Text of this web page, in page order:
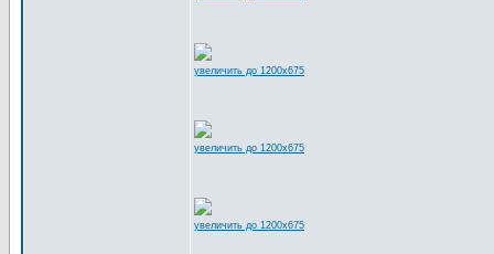
увеличить до 1200x675
увеличить до 1200x675
увеличить до 1200x675